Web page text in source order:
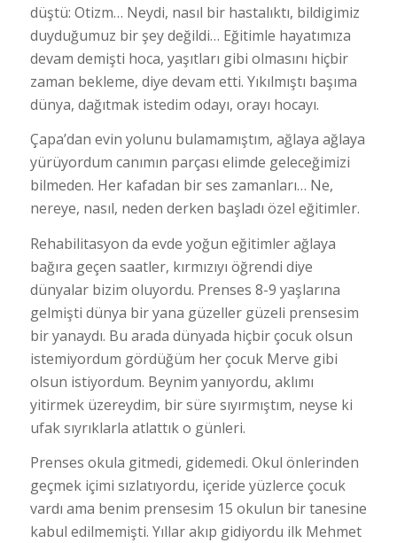
düştü: Otizm… Neydi, nasıl bir hastalıktı, bildigimiz
duyduğumuz bir şey değildi… Eğitimle hayatımıza
devam demişti hoca, yaşıtları gibi olmasını hiçbir
zaman bekleme, diye devam etti. Yıkılmıştı başıma
dünya, dağıtmak istedim odayı, orayı hocayı.
Çapa’dan evin yolunu bulamamıştım, ağlaya ağlaya
yürüyordum canımın parçası elimde geleceğimizi
bilmeden. Her kafadan bir ses zamanları… Ne,
nereye, nasıl, neden derken başladı özel eğitimler.
Rehabilitasyon da evde yoğun eğitimler ağlaya
bağıra geçen saatler, kırmızıyı öğrendi diye
dünyalar bizim oluyordu. Prenses 8-9 yaşlarına
gelmişti dünya bir yana güzeller güzeli prensesim
bir yanaydı. Bu arada dünyada hiçbir çocuk olsun
istemiyordum gördüğüm her çocuk Merve gibi
olsun istiyordum. Beynim yanıyordu, aklımı
yitirmek üzereydim, bir süre sıyırmıştım, neyse ki
ufak sıyrıklarla atlattık o günleri.
Prenses okula gitmedi, gidemedi. Okul önlerinden
geçmek içimi sızlatıyordu, içeride yüzlerce çocuk
vardı ama benim prensesim 15 okulun bir tanesine
kabul edilmemişti. Yıllar akıp gidiyordu ilk Mehmet